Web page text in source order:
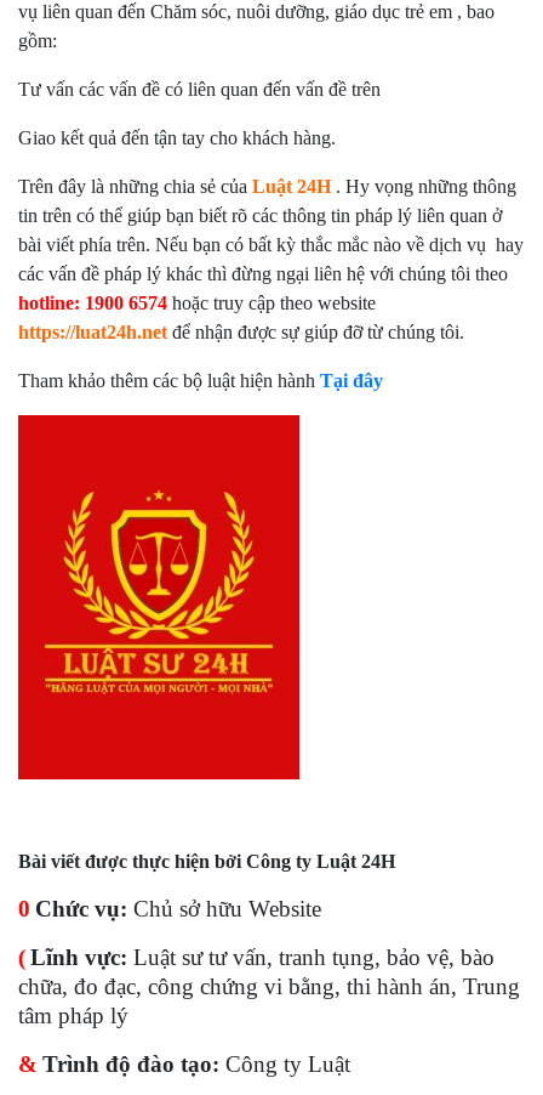
vụ liên quan đến Chăm sóc, nuôi dưỡng, giáo dục trẻ em , bao
gồm:
Tư vấn các vấn đề có liên quan đến vấn đề trên
Giao kết quả đến tận tay cho khách hàng.
Trên đây là những chia sẻ của Luật 24H. Hy vọng những thông
tin trên có thể giúp bạn biết rõ các thông tin pháp lý liên quan ở
bài viết phía trên. Nếu bạn có bất kỳ thắc mắc nào về dịch vụ hay
các vấn đề pháp lý khác thì đừng ngại liên hệ với chúng tôi theo
hotline: 1900 6574 hoặc truy cập theo website
https://luat24h.net để nhận được sự giúp đỡ từ chúng tôi.
Tham khảo thêm các bộ luật hiện hành Tại đây
Bài viết được thực hiện bởi Công ty Luật 24H
0 Chức vụ: Chủ sở hữu Website
(Lĩnh vực: Luật sư tư vấn, tranh tụng, bảo vệ, bào
chữa, đo đạc, công chứng vi bằng, thi hành án, Trung
tâm pháp lý
& Trình độ đào tạo: Công ty Luật